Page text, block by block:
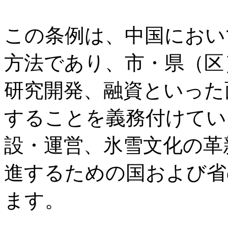
この条例は、中国にお
方法であり、市・県（
研究開発、融資といっ
することを義務付けて
設・運営、氷雪文化の
進するための国および
ます。